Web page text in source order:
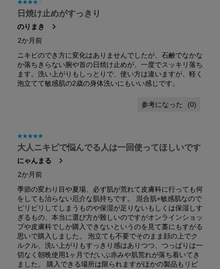
星4／5個です。
日焼け止めがすっきり
のりまき
2か月前
ニキビのでき方に変化はありませんでしたが、石鹸でなかな
か落ちきらない腕や首の日焼け止めが、一度でスッキリ落ち
ます。洗い上がりもしっとりで、使い方は違いますが、軽く
泡立てて敏感肌の2歳の身体洗いにもいい感じです。
(0)
星5／5個です。
大人ニキビで悩んでる人は一回使ってほしいです
にゃんまる
2か月前
季節の変わり目や夏場、必ず肌が荒れて皮膚科に行っても何
をしても治らない厄介な肌持ちです。 混合肌+敏感肌なので
ピリピリしてしまうものや保湿が足りないもしくは保湿しす
ぎるもの、本当に選び方が難しいのですがオンラインショッ
プや皮膚科でしか購入できないというのを見て藁にもすがる
思いで購入しました。 泡立ても不要でそのまま顔の上でク
ルクル、洗い上がりもすっきり感はありつつ、つっぱりは一
切なく朝晩使用1ヶ月でだいぶ赤みや肌荒れが落ち着いてき
ました。 購入できる場所は限られますがほかの製品もリピ